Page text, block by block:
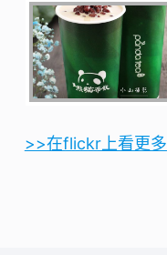
>>在flickr上看更多